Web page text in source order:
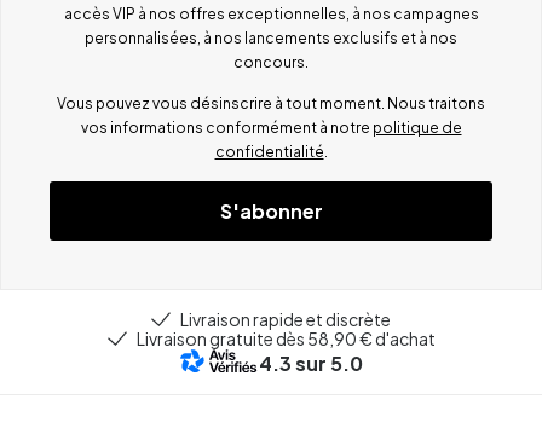
accès VIP à nos offres exceptionnelles, à nos campagnes
personnalisées, à nos lancements exclusifs et à nos
concours.
Vous pouvez vous désinscrire à tout moment. Nous traitons
vos informations conformément à notre politique de
confidentialité
S'abonner
Livraison rapide et discrète
Livraison gratuite dès 58,90 € d'achat
4.3sur 5.0